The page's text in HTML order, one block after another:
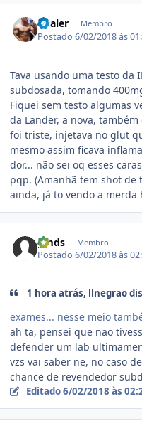
Dealer Membro
Postado6/02/2018 às
Tava usando uma testo da
subdosada, tomando
Fiquei sem testo algumas
da Lander, a nova, também
foi triste, injetava no glut
mesmo assim ficava
dor... não sei oq esses
pqp. (Amanhã tem shot de
ainda, já to vendo a merda
gmds Membro
Postado6/02/2018 às
1 hora atrás, llnegrao
exames... nesse meio
ah ta, pensei que nao
defender um lab
vzs vai saber ne, no caso
chance de revendedor
Editado6/02/2018 às